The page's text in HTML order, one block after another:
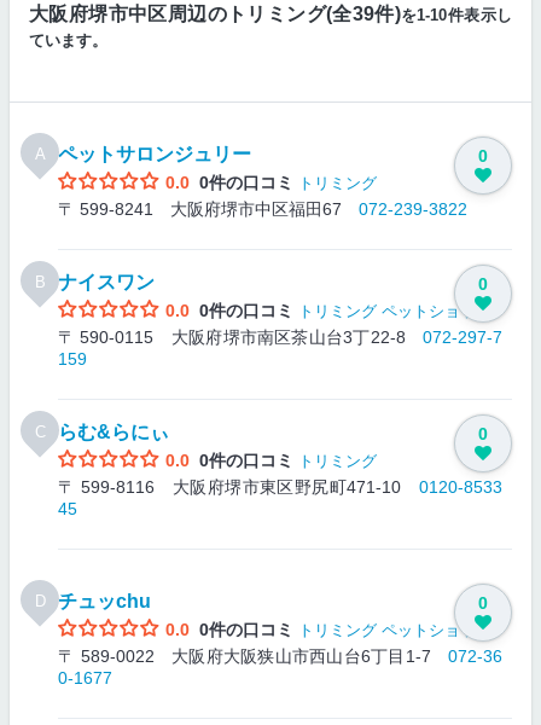
大阪府堺市中区周辺のトリミング(全39件)を1-10件表示し
ています。
A ペットサロンジュリー
0.0 0件の口コミ トリミング
〒 599-8241 大阪府堺市中区福田67 072-239-3822
0
B ナイスワン
0.0 0件の口コミ トリミング ペットショップ
〒 590-0115 大阪府堺市南区茶山台3丁22-8 072-297-7
159
0
C らむ&らにぃ
0.0 0件の口コミ トリミング
〒 599-8116 大阪府堺市東区野尻町471-10 0120-8533
45
0
D チュッchu
0.0 0件の口コミ トリミング ペットショップ
〒 589-0022 大阪府大阪狭山市西山台6丁目1-7 072-36
0-1677
0